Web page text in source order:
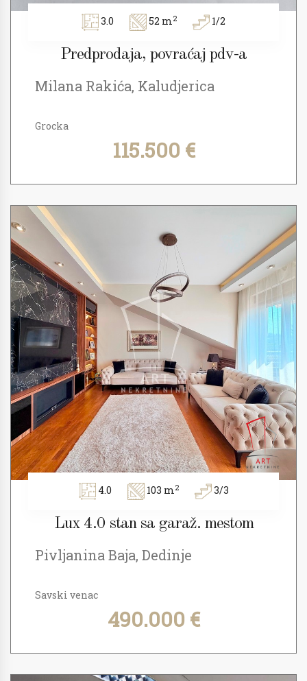
3.0 52 m2 1/2
Predprodaja, povraćaj pdv-a
Milana Rakića, Kaludjerica
Grocka
115.500 €
4.0 103 m2 3/3
Lux 4.0 stan sa garaž. mestom
Pivljanina Baja, Dedinje
Savski venac
490.000 €